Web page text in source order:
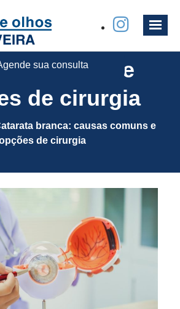
sua consulta
branca:
comuns e
de cirurgia
branca: causas comuns e
de cirurgia